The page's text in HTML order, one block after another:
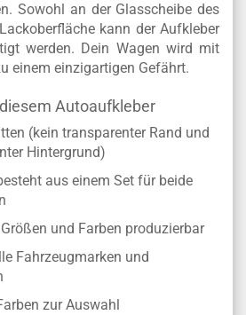
Sowohl an der Glasscheibe des
kann der Aufkleber
werden. Dein Wagen wird mit
einem einzigartigen Gefährt.
Autoaufkleber
(kein transparenter Rand und
Hintergrund)
aus einem Set für beide
und Farben produzierbar
Fahrzeugmarken und
zur Auswahl